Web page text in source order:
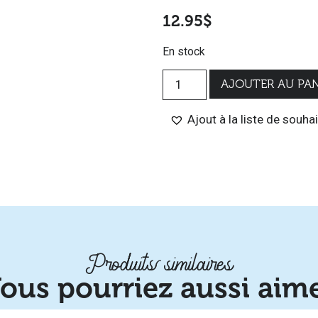
12.95$
En stock
AJOUTER AU
Ajout à la liste de
Produits similaires
pourriez aussi